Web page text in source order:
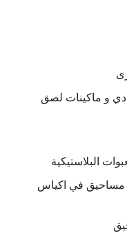
التغليف بالسلوفان للعلب 3 دي و ماكينات لصق
البلاستيكية
مساحيق في اكياس